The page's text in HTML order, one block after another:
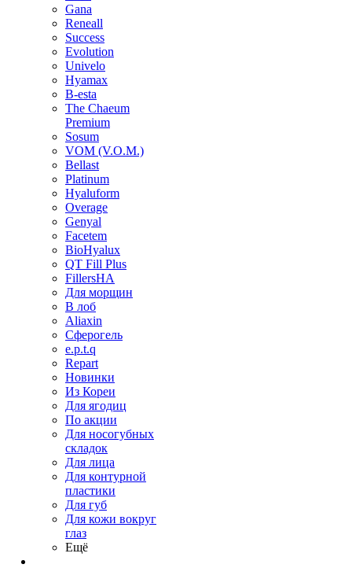
Gana
Reneall
Success
Evolution
Univelo
Hyamax
B-esta
The Chaeum
Premium
Sosum
VOM (V.O.M.)
Bellast
Platinum
Hyaluform
Overage
Genyal
Facetem
BioHyalux
QT Fill Plus
FillersHA
Для морщин
В лоб
Aliaxin
Сферогель
e.p.t.q
Repart
Новинки
Из Кореи
Для ягодиц
По акции
Для носогубных
складок
Для лица
Для контурной
пластики
Для губ
Для кожи вокруг
глаз
Ещё